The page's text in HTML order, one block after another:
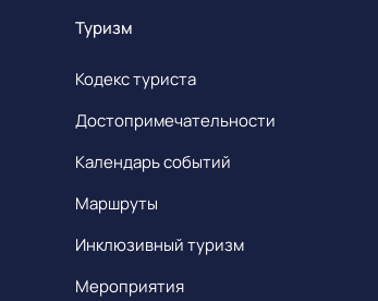
Туризм
Кодекс туриста
Достопримечательности
Календарь событий
Маршруты
Инклюзивный туризм
Мероприятия